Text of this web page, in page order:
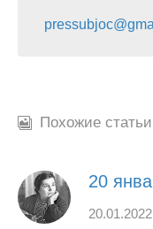
Похожие статьи
20
20.01.2022